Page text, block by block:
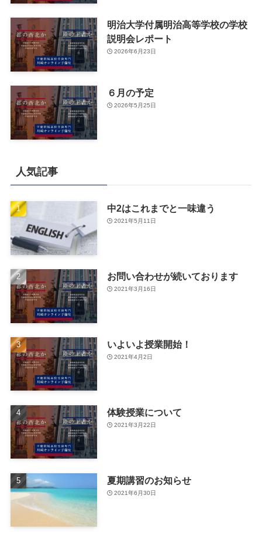
明治大学付属明治高等学校の学校
説明会レポート
2026年6月23日
６月の予定
2026年5月25日
人気記事
中2はこれまでと一味違う
2021年5月11日
お問い合わせが続いております
2021年3月16日
いよいよ授業開始！
2021年4月2日
体験授業について
2021年3月22日
夏期講習のお知らせ
2021年6月30日